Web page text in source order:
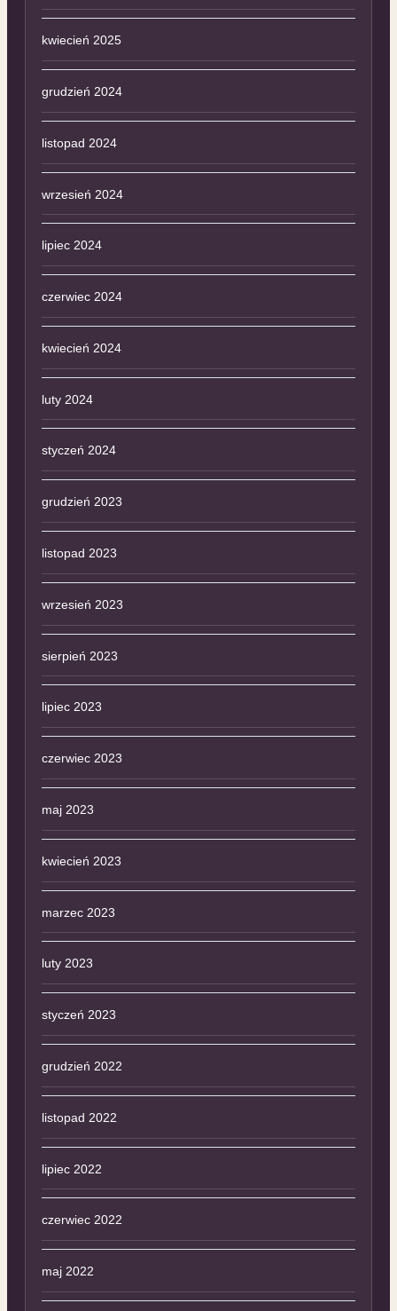
kwiecień 2025
grudzień 2024
listopad 2024
wrzesień 2024
lipiec 2024
czerwiec 2024
kwiecień 2024
luty 2024
styczeń 2024
grudzień 2023
listopad 2023
wrzesień 2023
sierpień 2023
lipiec 2023
czerwiec 2023
maj 2023
kwiecień 2023
marzec 2023
luty 2023
styczeń 2023
grudzień 2022
listopad 2022
lipiec 2022
czerwiec 2022
maj 2022